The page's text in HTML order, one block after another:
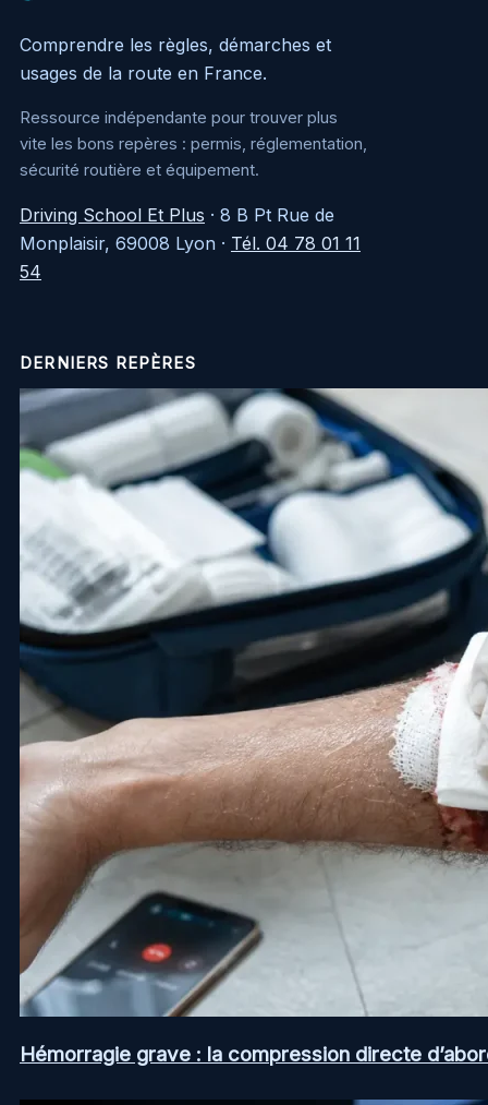
Comprendre les règles, démarches et
usages de la route en France.
Ressource indépendante pour trouver plus
vite les bons repères : permis, réglementation,
sécurité routière et équipement.
Driving School Et Plus · 8 B Pt Rue de
Monplaisir, 69008 Lyon · Tél. 04 78 01 11
54
DERNIERS REPÈRES
Hémorragie grave : la compression directe